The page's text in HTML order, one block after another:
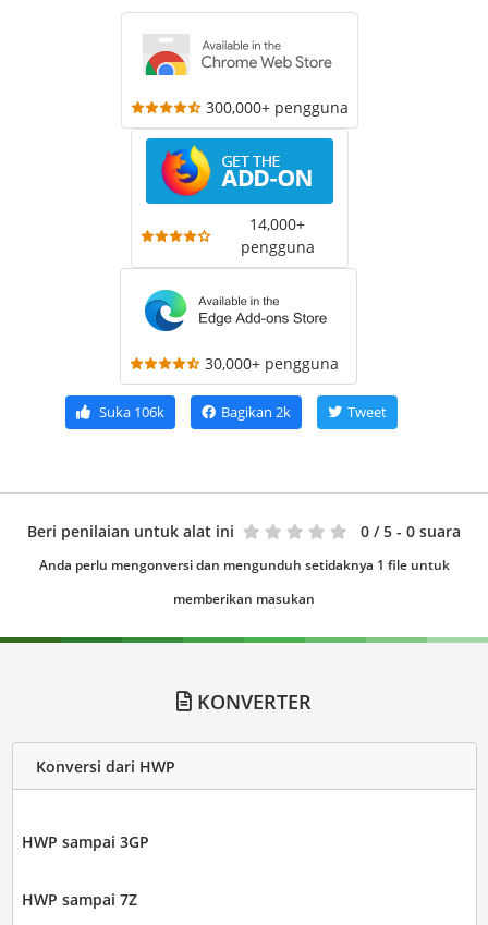
300,000+ pengguna
14,000+
pengguna
30,000+ pengguna
Suka106k Bagikan 2k Tweet
Beri penilaian untuk alat ini 0 / 5 - 0 suara
Anda perlu mengonversi dan mengunduh setidaknya 1 file untuk
memberikan masukan
KONVERTER
Konversi dari HWP
HWP sampai 3GP
HWP sampai 7Z